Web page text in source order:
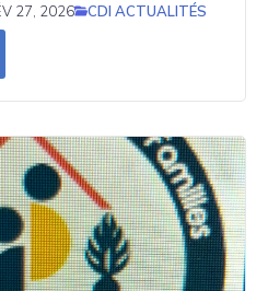
27, 2026 CDI ACTUALITÉS